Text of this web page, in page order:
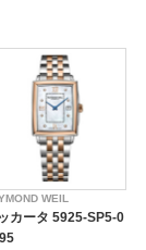
WEIL
ッカータ 5925-SP5-0